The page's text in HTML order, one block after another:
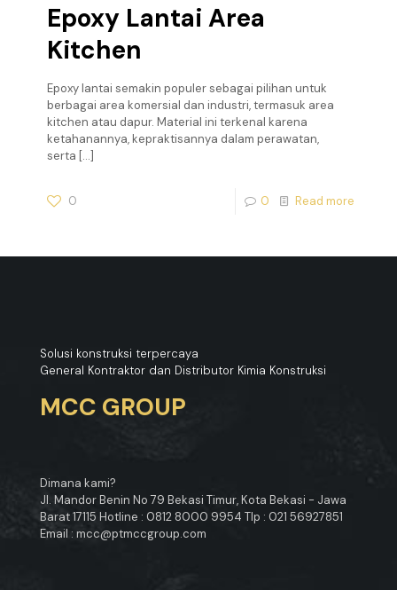
Epoxy Lantai Area
Kitchen
Epoxy lantai semakin populer sebagai pilihan untuk
berbagai area komersial dan industri, termasuk area
kitchen atau dapur. Material ini terkenal karena
ketahanannya, kepraktisannya dalam perawatan,
serta […]
0 0 Read more
Solusi konstruksi terpercaya
General Kontraktor dan Distributor Kimia Konstruksi
MCC GROUP
Dimana kami?
Jl. Mandor Benin No 79 Bekasi Timur, Kota Bekasi - Jawa
Barat 17115 Hotline : 0812 8000 9954 Tlp : 021 56927851
Email : mcc@ptmccgroup.com